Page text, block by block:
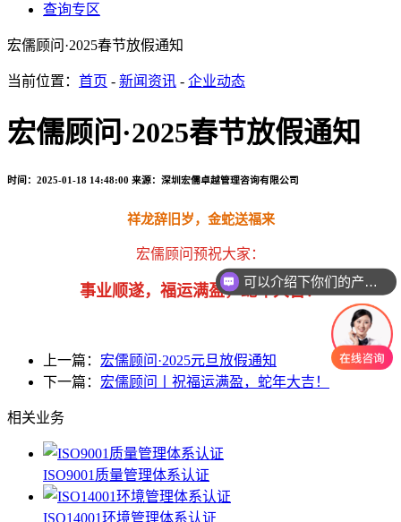
查询专区
宏儒顾问·2025春节放假通知
当前位置： 首页 - 新闻资讯 - 企业动态
宏儒顾问·2025春节放假通知
时间：2025-01-18 14:48:00 来源：深圳宏儒卓越管理咨询有限公司
祥龙辞旧岁，金蛇送福来
宏儒顾问预祝大家：
事业顺遂，福运满盈，蛇年大吉！
上一篇： 宏儒顾问·2025元旦放假通知
下一篇： 宏儒顾问丨祝福运满盈，蛇年大吉！
相关业务
ISO9001质量管理体系认证
ISO14001环境管理体系认证
可以介绍下你们的产品么